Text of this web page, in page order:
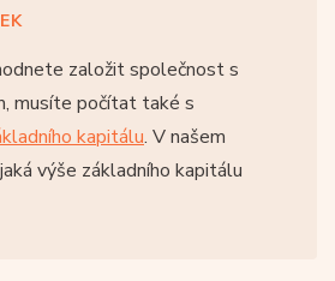
založit společnost s
musíte počítat také s
kapitálu. V našem
výše základního kapitálu